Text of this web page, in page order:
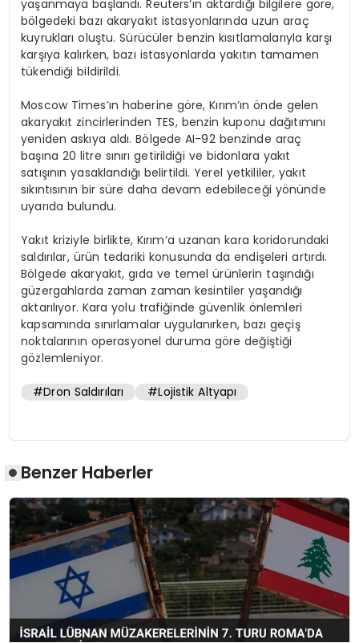
yaşanmaya başlandı. Reuters’ın aktardığı bilgilere göre,
bölgedeki bazı akaryakıt istasyonlarında uzun araç
kuyrukları oluştu. Sürücüler benzin kısıtlamalarıyla karşı
karşıya kalırken, bazı istasyonlarda yakıtın tamamen
tükendiği bildirildi.
Moscow Times’ın haberine göre, Kırım’ın önde gelen
akaryakıt zincirlerinden TES, benzin kuponu dağıtımını
yeniden askıya aldı. Bölgede AI-92 benzinde araç
başına 20 litre sınırı getirildiği ve bidonlara yakıt
satışının yasaklandığı belirtildi. Yerel yetkililer, yakıt
sıkıntısının bir süre daha devam edebileceği yönünde
uyarıda bulundu.
Yakıt kriziyle birlikte, Kırım’a uzanan kara koridorundaki
saldırılar, ürün tedariki konusunda da endişeleri artırdı.
Bölgede akaryakıt, gıda ve temel ürünlerin taşındığı
güzergahlarda zaman zaman kesintiler yaşandığı
aktarılıyor. Kara yolu trafiğinde güvenlik önlemleri
kapsamında sınırlamalar uygulanırken, bazı geçiş
noktalarının operasyonel duruma göre değiştiği
gözlemleniyor.
#Dron Saldırıları #Lojistik Altyapı
Benzer Haberler